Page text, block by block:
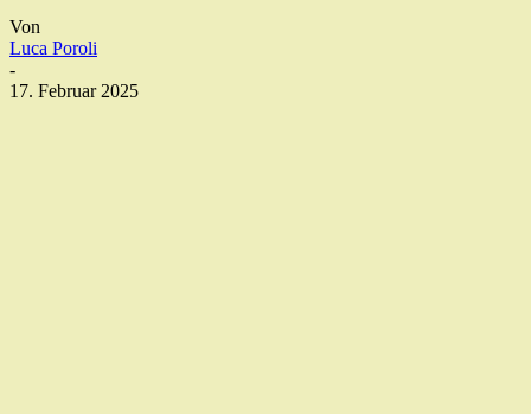
Von
Luca Poroli
-
17. Februar 2025